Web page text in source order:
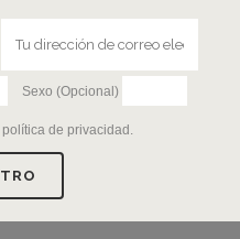
Sexo (Opcional)
política de privacidad .